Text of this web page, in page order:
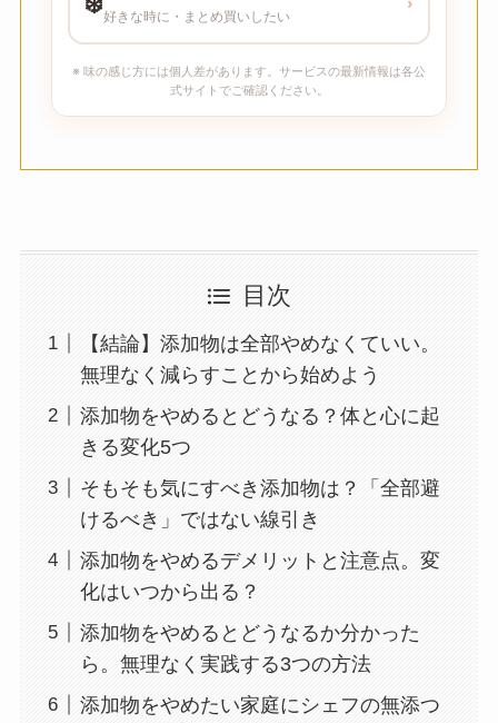
好きな時に・まとめ買いしたい
※ 味の感じ方には個人差があります。サービスの最新情報は各公
式サイトでご確認ください。
目次
【結論】添加物は全部やめなくていい。
無理なく減らすことから始めよう
添加物をやめるとどうなる？体と心に起
きる変化5つ
そもそも気にすべき添加物は？「全部避
けるべき」ではない線引き
添加物をやめるデメリットと注意点。変
化はいつから出る？
添加物をやめるとどうなるか分かった
ら。無理なく実践する3つの方法
添加物をやめたい家庭にシェフの無添つ